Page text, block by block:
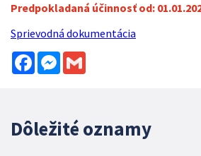
Predpokladaná účinnosť od:
Sprievodná dokumentácia
FacebookMessenger
Dôležité oznamy